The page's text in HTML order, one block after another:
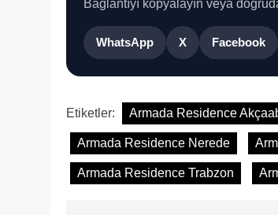
Bağlantıyı kopyalayın veya
WhatsApp X Facebook
Etiketler: Armada Residence
Armada Residence Nerede
Armada Residence Trabzon